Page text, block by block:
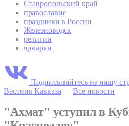
Ставропольский край
православие
праздники в России
Железноводск
религии
ярмарки
Подписывайтесь на нашу
Вестник Кавказа — Все новости
"Ахмат" уступил в